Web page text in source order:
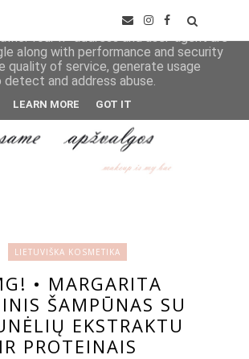
LIETUVIŠKA KOSMETIKA
• MARGARITA
ŠAMPŪNAS SU
EKSTRAKTU
IR PROTEINAIS
from Google to deliver its services
Your IP address and user-agent are
along with performance and security
quality of service, generate usage
and address abuse.
LEARN MORE GOT IT